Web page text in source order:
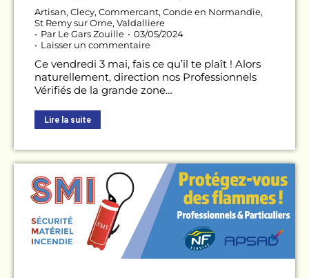
Artisan, Clecy, Commercant, Conde en Normandie,
St Remy sur Orne, Valdalliere
Par Le Gars Zouille
03/05/2024
Laisser un commentaire
Ce vendredi 3 mai, fais ce qu’il te plaît ! Alors
naturellement, direction nos Professionnels
Vérifiés de la grande zone…
Lire la suite